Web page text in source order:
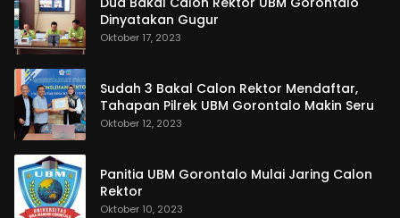
Dinyatakan Gugur
Oktober 17, 2023
Sudah 3 Bakal Calon Rektor Mendaftar,
Tahapan Pilrek UBM Gorontalo Makin Seru
Oktober 12, 2023
Panitia UBM Gorontalo Mulai Jaring Calon
Rektor
Oktober 10, 2023